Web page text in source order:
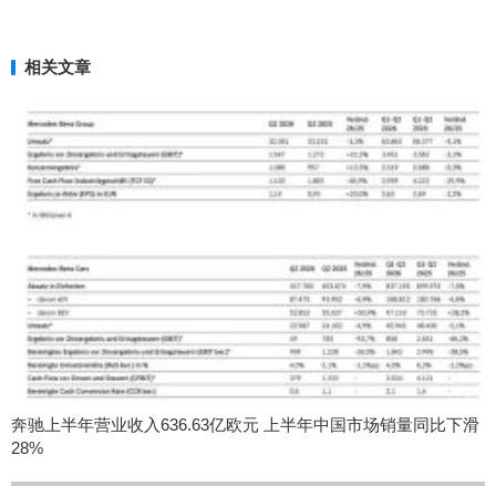
相关文章
奔驰上半年营业收入636.63亿欧元 上半年中国市场销量同比下滑
28%